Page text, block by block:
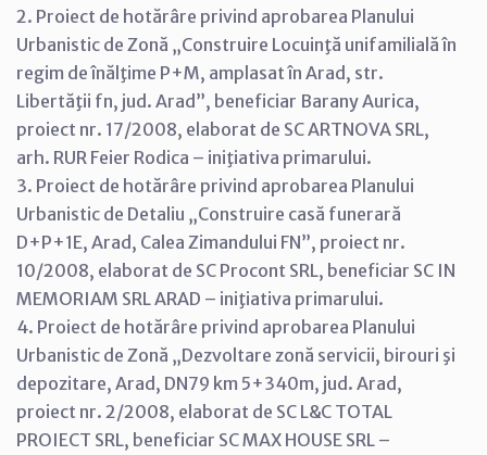
2. Proiect de hotărâre privind aprobarea Planului
Urbanistic de Zonă „Construire Locuinţă unifamilială în
regim de înălţime P+M, amplasat în Arad, str.
Libertăţii fn, jud. Arad”, beneficiar Barany Aurica,
proiect nr. 17/2008, elaborat de SC ARTNOVA SRL,
arh. RUR Feier Rodica – iniţiativa primarului.
3. Proiect de hotărâre privind aprobarea Planului
Urbanistic de Detaliu „Construire casă funerară
D+P+1E, Arad, Calea Zimandului FN”, proiect nr.
10/2008, elaborat de SC Procont SRL, beneficiar SC IN
MEMORIAM SRL ARAD – iniţiativa primarului.
4. Proiect de hotărâre privind aprobarea Planului
Urbanistic de Zonă „Dezvoltare zonă servicii, birouri şi
depozitare, Arad, DN79 km 5+340m, jud. Arad,
proiect nr. 2/2008, elaborat de SC L&C TOTAL
PROIECT SRL, beneficiar SC MAX HOUSE SRL –